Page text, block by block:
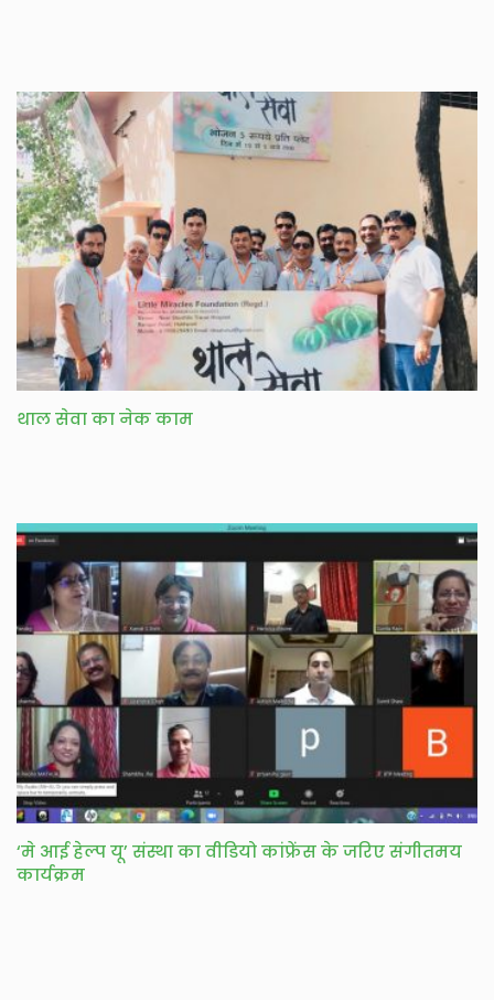
थाल सेवा का नेक काम
‘मे आई हेल्प यू’ संस्था का वीडियो कांफ्रेंस के जरिए संगीतमय
कार्यक्रम